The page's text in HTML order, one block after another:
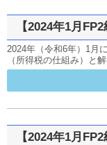
【2024年1月
2024年（令和6年）1月
（所得税の仕組み）と
【2024年1月